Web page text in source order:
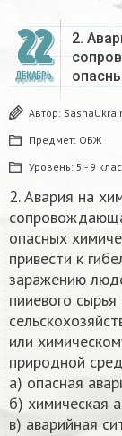
22
ДЕКАБРЬ
2.
Автор:
Предмет: ОБЖ
Уровень: 5 - 9
2. Авария на
опасных
привести к
заражению
пииевого
или
природной
а) опасная
б) химическая
в) аварийная